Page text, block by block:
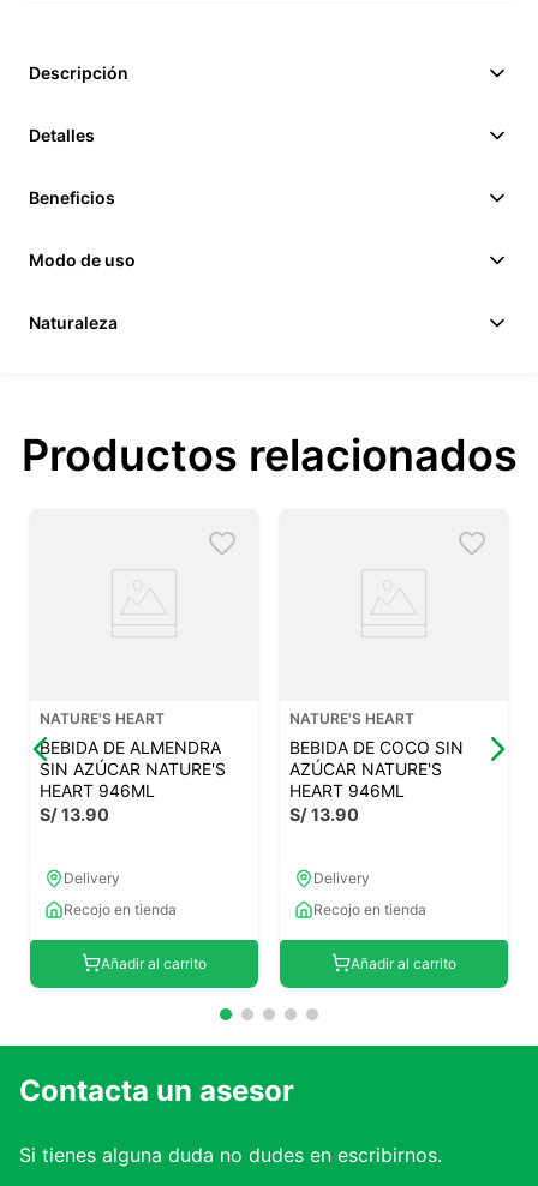
Descripción
Detalles
Beneficios
Modo de uso
Naturaleza
Productos relacionados
NATURE'S HEART
BEBIDA DE ALMENDRA
SIN AZÚCAR NATURE'S
HEART 946ML
S/13.90
Delivery
Recojo en tienda
Añadir al carrito
NATURE'S HEART
BEBIDA DE COCO SIN
AZÚCAR NATURE'S
HEART 946ML
S/13.90
Delivery
Recojo en tienda
Añadir al carrito
Contacta un asesor
Si tienes alguna duda no dudes en escribirnos.